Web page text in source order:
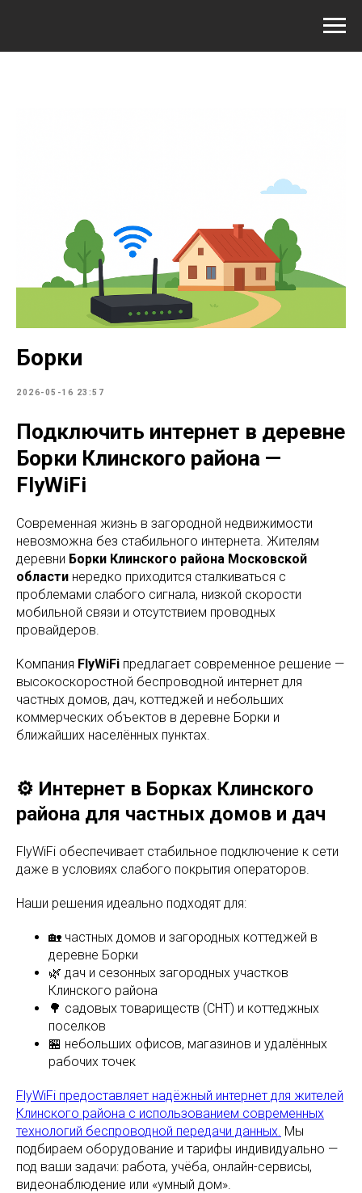
Борки
2026-05-16 23:57
Подключить интернет в деревне
Борки Клинского района —
FlyWiFi
Современная жизнь в загородной недвижимости
невозможна без стабильного интернета. Жителям
деревни Борки Клинского района Московской
области нередко приходится сталкиваться с
проблемами слабого сигнала, низкой скорости
мобильной связи и отсутствием проводных
провайдеров.
Компания FlyWiFi предлагает современное решение —
высокоскоростной беспроводной интернет для
частных домов, дач, коттеджей и небольших
коммерческих объектов в деревне Борки и
ближайших населённых пунктах.
⚙️ Интернет в Борках Клинского
района для частных домов и дач
FlyWiFi обеспечивает стабильное подключение к сети
даже в условиях слабого покрытия операторов.
Наши решения идеально подходят для:
🏡 частных домов и загородных коттеджей в
деревне Борки
🌿 дач и сезонных загородных участков
Клинского района
🌳 садовых товариществ (СНТ) и коттеджных
поселков
🏪 небольших офисов, магазинов и удалённых
рабочих точек
FlyWiFi предоставляет надёжный интернет для жителей
Клинского района с использованием современных
технологий беспроводной передачи данных. Мы
подбираем оборудование и тарифы индивидуально —
под ваши задачи: работа, учёба, онлайн-сервисы,
видеонаблюдение или «умный дом».